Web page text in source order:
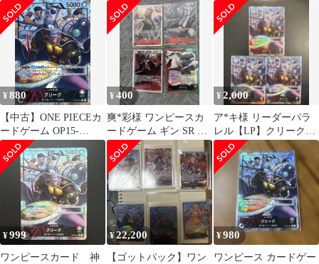
レル クリーク
ク L OP15-001 リ
ーダーパラレル
ダー パラレル
¥880
【中古】ONE PIECEカ
ードゲーム OP15-
001[L]：(パラレル)クリ
ーク
¥400
爽*彩様 ワンピースカ
ードゲーム ギン SR パ
ラレル OP15-007 +おま
¥ 2,000
ア*キ様 リーダーパラ
レル【LP】クリーク
(OP15-001) ※★ 3枚セ
ット
¥999
ワンピースカード 神
¥22,200
【ゴットパック】ワン
¥980
ワンピース カードゲー